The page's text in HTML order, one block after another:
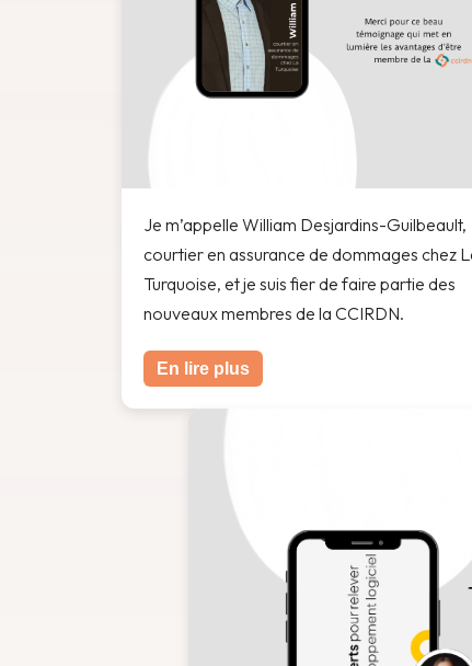
Je m’appelle William Desjardins-Guilbeault,
courtier en assurance de dommages chez
Turquoise, et je suis fier de faire partie des
nouveaux membres de la CCIRDN.
En lire plus